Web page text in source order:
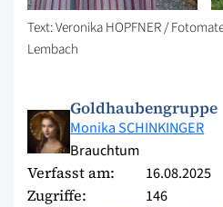
Text: Veronika HOPFNER /
Lembach
Goldhaubengruppe
Monika SCHINKINGER
Brauchtum
Verfasst am: 16.08.2025
Zugriffe:
146